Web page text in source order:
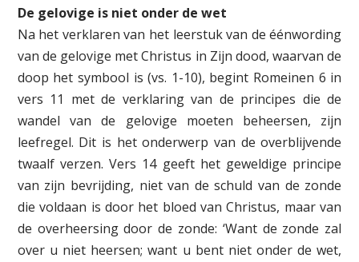
De gelovige is niet onder de wet
Na het verklaren van het leerstuk van de éénwording
van de gelovige met Christus in Zijn dood, waarvan de
doop het symbool is (vs. 1-10), begint Romeinen 6 in
vers 11 met de verklaring van de principes die de
wandel van de gelovige moeten beheersen, zijn
leefregel. Dit is het onderwerp van de overblijvende
twaalf verzen. Vers 14 geeft het geweldige principe
van zijn bevrijding, niet van de schuld van de zonde
die voldaan is door het bloed van Christus, maar van
de overheersing door de zonde: ‘Want de zonde zal
over u niet heersen; want u bent niet onder de wet,